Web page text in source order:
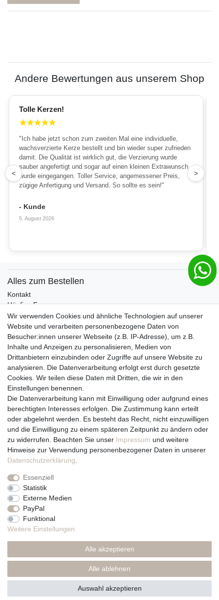
Andere Bewertungen aus unserem Shop
Tolle Kerzen!
★★★★★
"Ich habe jetzt schon zum zweiten Mal eine individuelle,
wachsverzierte Kerze bestellt und bin wieder super zufrieden
damit. Die Qualität ist wirklich gut, die Verzierung wurde
sauber angefertigt und sogar auf einen kleinen Extrawunsch
wurde eingegangen. Toller Service, angemessener Preis,
zügige Anfertigung und Versand. So sollte es sein!"
- Kunde
5. August 2026
< >
Alles zum Bestellen
Kontakt
Häufige Fragen
Zahlungsmöglichkeiten
Versandbedingungen
Widerrufsrecht
Vertrag widerrufen
Über uns und unsere Kerzen
Team
Unternehmen / Philosophie
Kerzenpflege und Abbrennhinweise
Unsere Kerzenlieferanten
Du erreichst uns von
Montag bis Freitag 10 bis 17 Uhr
Telefonisch und per Whatsapp
erreichst Du uns unter:
+49 561 287 907 84
Rechtliches
Impressum
Datenschutzerklärung
* Preise inkl. MwSt., zzgl. Versand(DE)
Wir verwenden Cookies und ähnliche Technologien auf unserer
Website und verarbeiten personenbezogene Daten von
Besucher:innen unserer Webseite (z.B. IP-Adresse), um z.B.
Inhalte und Anzeigen zu personalisieren, Medien von
Drittanbietern einzubinden oder Zugriffe auf unsere Website zu
analysieren. Die Datenverarbeitung erfolgt erst durch gesetzte
Cookies. Wir teilen diese Daten mit Dritten, die wir in den
Einstellungen benennen.
Die Datenverarbeitung kann mit Einwilligung oder aufgrund eines
berechtigten Interesses erfolgen. Die Zustimmung kann erteilt
oder abgelehnt werden. Es besteht das Recht, nicht einzuwilligen
und die Einwilligung zu einem späteren Zeitpunkt zu ändern oder
zu widerrufen. Beachten Sie unser Impressum und weitere
Hinweise zur Verwendung personenbezogener Daten in unserer
Daten­schutz­erklärung
Essenziell
Statistik
Externe Medien
PayPal
Funktional
Weitere Einstellungen
Alle akzeptieren
Alle ablehnen
Auswahl akzeptieren